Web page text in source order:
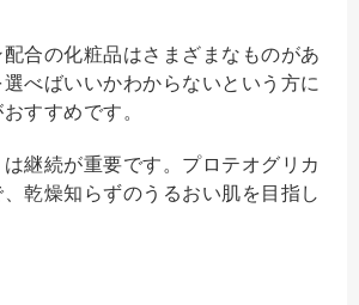
合の化粧品はさまざまなものがあ
べばいいかわからないという方に
すすめです。
継続が重要です。プロテオグリカ
乾燥知らずのうるおい肌を目指し